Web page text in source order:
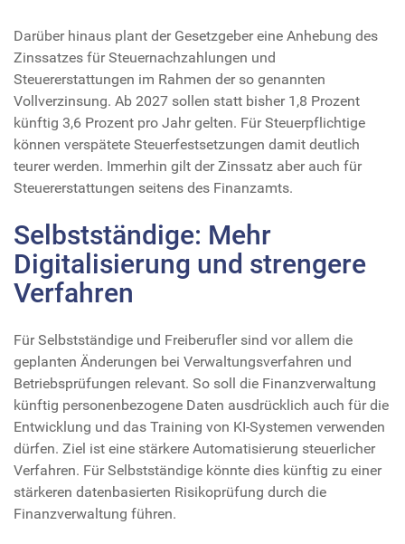
Darüber hinaus plant der Gesetzgeber eine Anhebung des
Zinssatzes für Steuernachzahlungen und
Steuererstattungen im Rahmen der so genannten
Vollverzinsung. Ab 2027 sollen statt bisher 1,8 Prozent
künftig 3,6 Prozent pro Jahr gelten. Für Steuerpflichtige
können verspätete Steuerfestsetzungen damit deutlich
teurer werden. Immerhin gilt der Zinssatz aber auch für
Steuererstattungen seitens des Finanzamts.
Selbstständige: Mehr
Digitalisierung und strengere
Verfahren
Für Selbstständige und Freiberufler sind vor allem die
geplanten Änderungen bei Verwaltungsverfahren und
Betriebsprüfungen relevant. So soll die Finanzverwaltung
künftig personenbezogene Daten ausdrücklich auch für die
Entwicklung und das Training von KI-Systemen verwenden
dürfen. Ziel ist eine stärkere Automatisierung steuerlicher
Verfahren. Für Selbstständige könnte dies künftig zu einer
stärkeren datenbasierten Risikoprüfung durch die
Finanzverwaltung führen.